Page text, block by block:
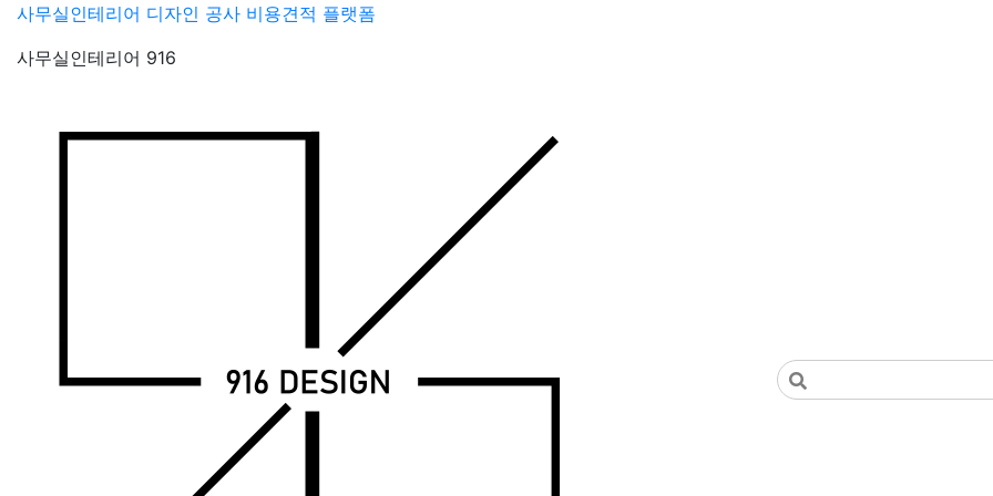
Skip
content
사무실인테리어 디자인 공사 비용견적 플랫폼
사무실인테리어 916